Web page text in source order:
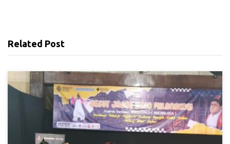
Related Post